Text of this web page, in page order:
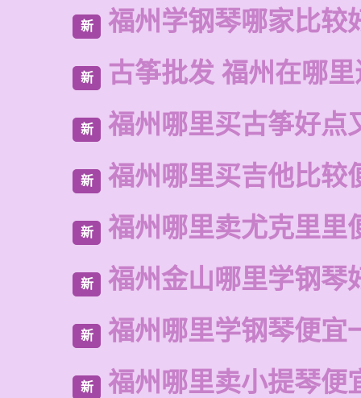
新 福州学钢琴哪家比较
新 古筝批发 福州在哪
新 福州哪里买古筝好点
新 福州哪里买吉他比较
新 福州哪里卖尤克里里
新 福州金山哪里学钢琴
新 福州哪里学钢琴便宜
新 福州哪里卖小提琴便